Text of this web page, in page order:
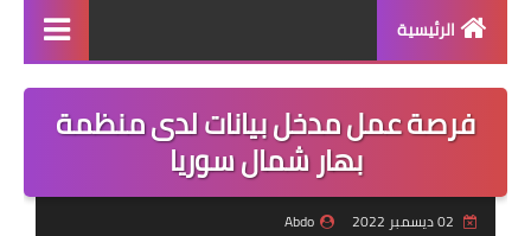
الرئيسية
القائمة
مناقصات
فرص عمل داخل سوريا
فرصة عمل مدخل بيانات لدى منظمة
بهار شمال سوريا
Abdo